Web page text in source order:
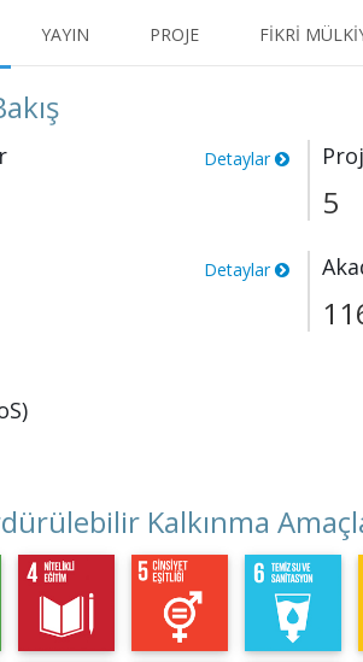
YAYIN PROJE FIKRI
Detaylar
5
Detaylar
Kalkınma